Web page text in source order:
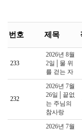
번호 제목
233
2026년 8월
2일│물 위
를 걷는 자
232
2026년 7월
26일│끝없
는 주님의
참사랑
2026년 7월